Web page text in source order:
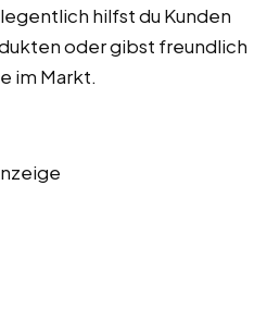
hilfst du Kunden
oder gibst freundlich
im Markt.